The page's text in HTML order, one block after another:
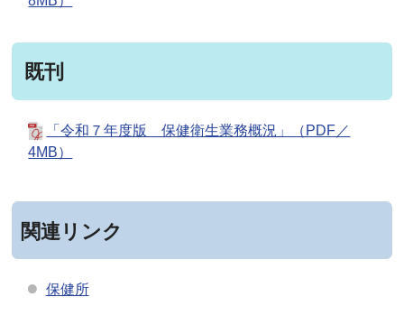
既刊
「令和７年度版 保健衛生業務概況」（PDF／
4MB）
関連リンク
保健所